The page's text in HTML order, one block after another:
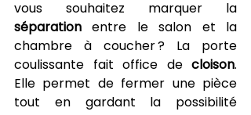
séparation entre le salon et la
chambre à coucher ? La porte
coulissante fait office de cloison.
Elle permet de fermer une pièce
tout en gardant la possibilité